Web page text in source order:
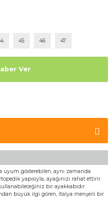
45 46 47
Ver
uyum gösterebilen, aynı zamanda
yapısıyla, ayağınızı rahat ettirir.
bir ayakkabıdır.
büyük ilgi gören, İtalya menşeili bir